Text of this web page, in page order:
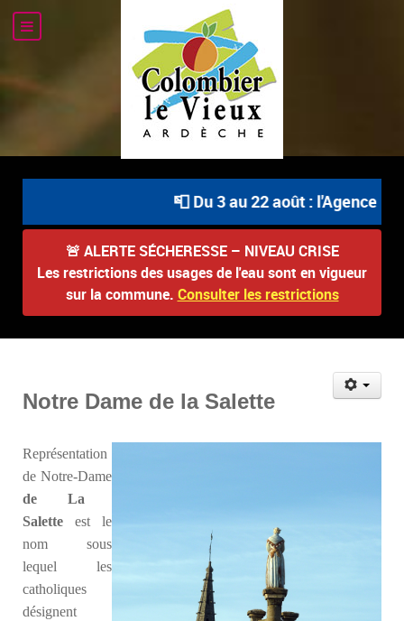
📮 Du 3 au 22 août : l'Agence
🚨 ALERTE SÉCHERESSE – NIVEAU CRISE
Les restrictions des usages de l'eau sont en vigueur
sur la commune. Consulter les restrictions
Notre Dame de la Salette
Représentation
de Notre-Dame
de La
Salette est le
nom sous
lequel les
catholiques
désignent